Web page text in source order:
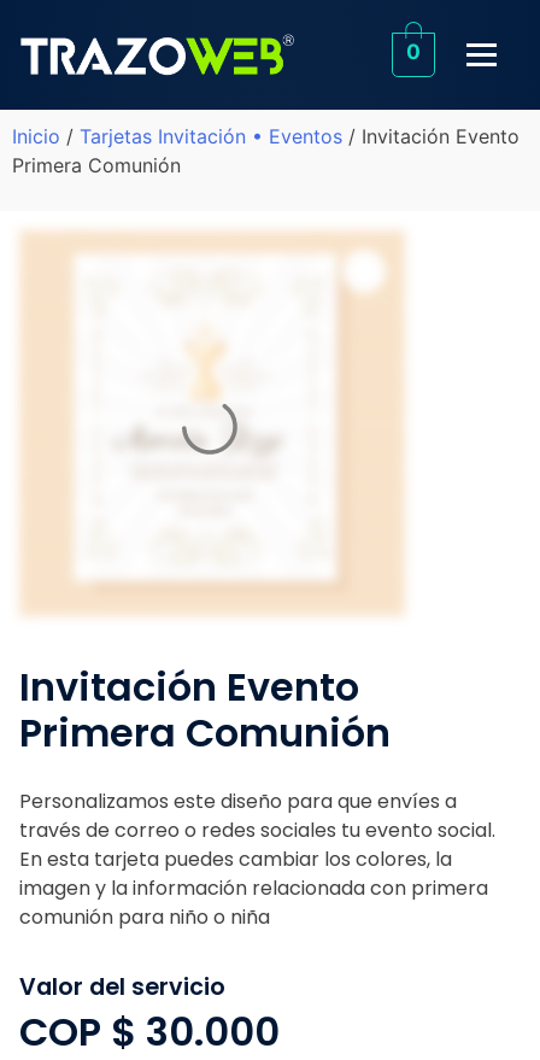
0
Inicio / Tarjetas Invitación • Eventos / Invitación Evento
Primera Comunión
Invitación Evento
Primera Comunión
Personalizamos este diseño para que envíes a
través de correo o redes sociales tu evento social.
En esta tarjeta puedes cambiar los colores, la
imagen y la información relacionada con primera
comunión para niño o niña
Valor del servicio
COP $ 30.000